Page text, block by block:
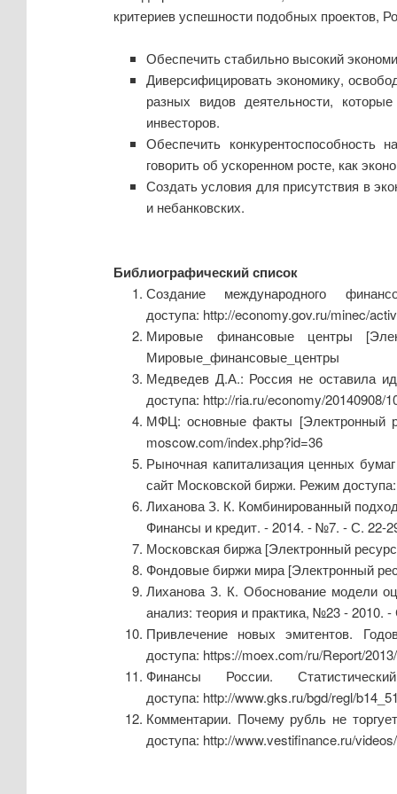
критериев успешности подобных проектов,
Обеспечить стабильно высокий
Диверсифицировать экономику,
разных видов деятельности,
инвесторов.
Обеспечить конкурентоспособность
говорить об ускоренном росте, как
Создать условия для присутствия в
и небанковских.
Библиографический список
Создание международного
доступа: http://economy.gov.ru/minec/
Мировые финансовые центры
Мировые_финансовые_центры
Медведев Д.А.: Россия не оставила
доступа: http://ria.ru/economy/20140908/
МФЦ: основные факты [Электронный
moscow.com/index.php?id=36
Рыночная капитализация ценных
сайт Московской биржи. Режим
Лиханова З. К. Комбинированный
Финансы и кредит. - 2014. - №7. - С. 22-
Московская биржа [Электронный
Фондовые биржи мира [Электронный
Лиханова З. К. Обоснование модели
анализ: теория и практика, №23 - 2010.
Привлечение новых эмитентов.
доступа: https://moex.com/ru/Report/
Финансы России.
доступа: http://www.gks.ru/bgd/regl/
Комментарии. Почему рубль не
доступа: http://www.vestifinance.ru/